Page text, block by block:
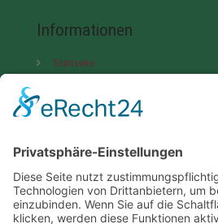
Informationen
Startseite
AGB